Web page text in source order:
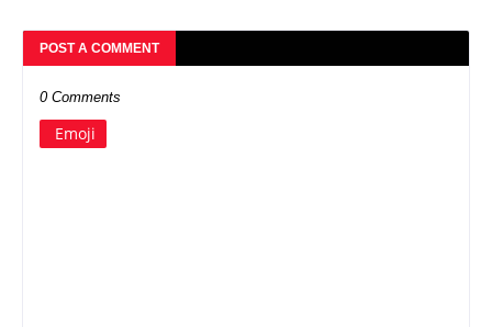
POST A COMMENT
0 Comments
Emoji